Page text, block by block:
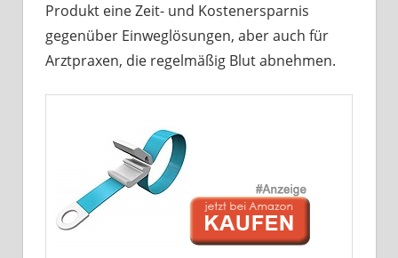
Produkt eine Zeit- und Kostenersparnis
gegenüber Einweglösungen, aber auch für
Arztpraxen, die regelmäßig Blut abnehmen.